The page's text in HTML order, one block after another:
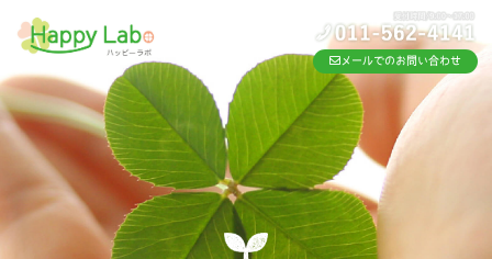
メールでのお問い合わせ